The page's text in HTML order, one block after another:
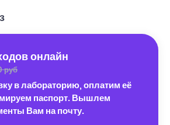
онлайн
руб
в лабораторию, оплатим её
паспорт. Вышлем
Вам на почту.